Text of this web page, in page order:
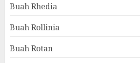
Buah Rhedia
Buah Rollinia
Buah Rotan